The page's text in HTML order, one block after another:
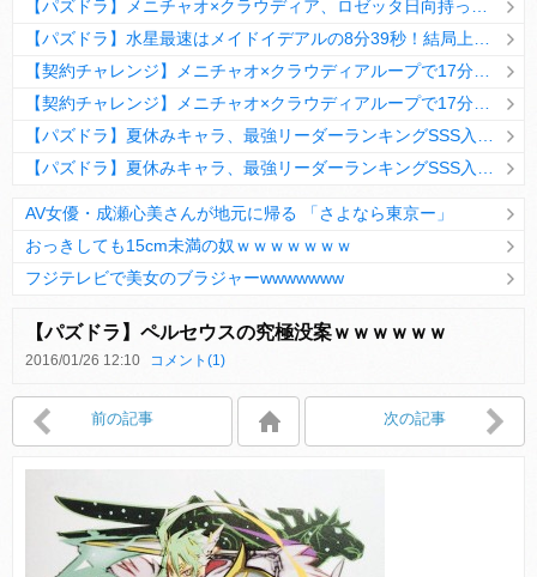
Powered by livedoor 相互RSS
AV女優・成瀬心美さんが地元に帰る 「さよなら東京ー」
おっきしても15cm未満の奴ｗｗｗｗｗｗｗ
フジテレビで美女のブラジャーwwwwwww
Powered by livedoor 相互RSS
【パズドラ】ペルセウスの究極没案ｗｗｗｗｗｗ
2016/01/26 12:10 コメント(1)
前の記事 次の記事